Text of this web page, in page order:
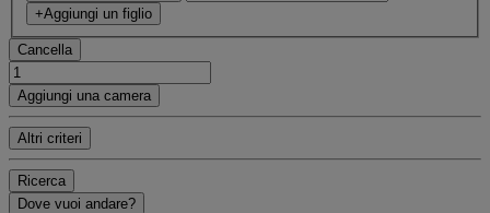
+Aggiungi un figlio
Cancella
Aggiungi una camera
Altri criteri
Ricerca
Dove vuoi andare?